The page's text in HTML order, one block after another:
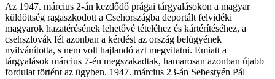
Az 1947. március 2-án kezdődő prágai tárgyalásokon a magyar
küldöttség ragaszkodott a Csehországba deportált felvidéki
magyarok hazatérésének lehetővé tételéhez és kártérítéséhez, a
csehszlovák fél azonban a kérdést az ország belügyének
nyilvánította, s nem volt hajlandó azt megvitatni. Emiatt a
tárgyalások március 7-én megszakadtak, hamarosan azonban újabb
fordulat történt az ügyben. 1947. március 23-án Sebestyén Pál